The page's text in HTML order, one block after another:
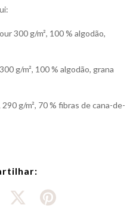
300 g/m², 100 % algodão,
g/m², 100 % algodão, grana
g/m², 70 % fibras de cana-de-